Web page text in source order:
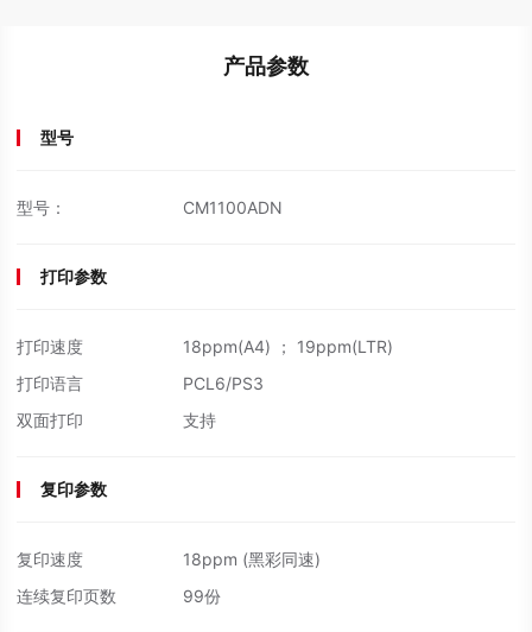
产品参数
型号
型号： CM1100ADN
打印参数
打印速度
18ppm(A4) ； 19ppm(LTR)
打印语言
PCL6/PS3
双面打印
支持
复印参数
复印速度
18ppm (黑彩同速)
连续复印页数
99份